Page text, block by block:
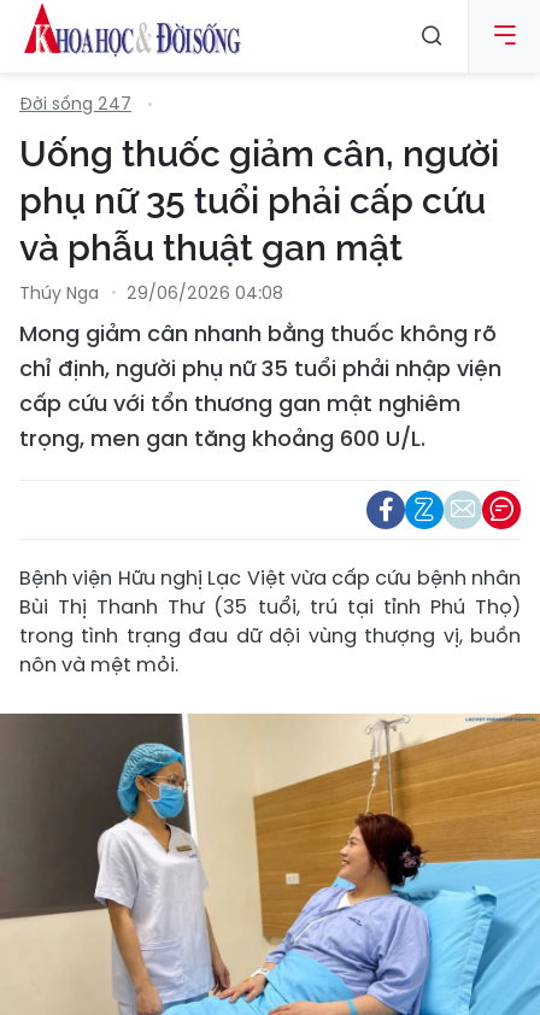
Đời sống 247
Uống thuốc giảm cân, người
phụ nữ 35 tuổi phải cấp cứu
và phẫu thuật gan mật
Thúy Nga 29/06/2026 04:08
Mong giảm cân nhanh bằng thuốc không rõ
chỉ định, người phụ nữ 35 tuổi phải nhập viện
cấp cứu với tổn thương gan mật nghiêm
trọng, men gan tăng khoảng 600 U/L.
Bệnh viện Hữu nghị Lạc Việt vừa cấp cứu bệnh nhân
Bùi Thị Thanh Thư (35 tuổi, trú tại tỉnh Phú Thọ)
trong tình trạng đau dữ dội vùng thượng vị, buồn
nôn và mệt mỏi.